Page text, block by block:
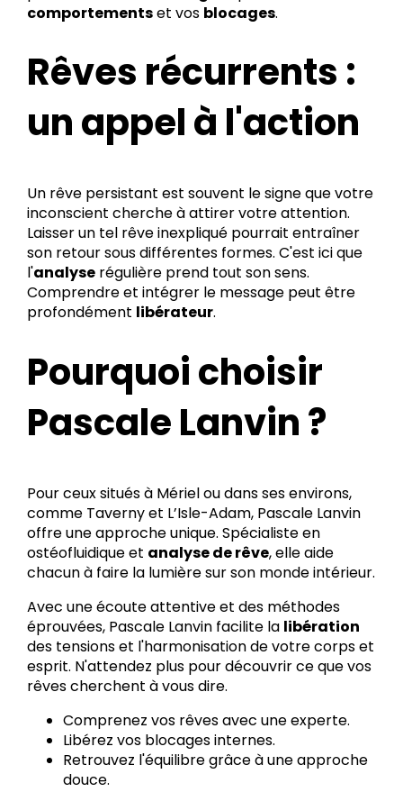
comportementset vos blocages.
Rêves récurrents :
un appel à l'action
Un rêve persistant est souvent le signe que votre
inconscient cherche à attirer votre attention.
Laisser un tel rêve inexpliqué pourrait entraîner
son retour sous différentes formes. C'est ici que
l'analyserégulière prend tout son sens.
Comprendre et intégrer le message peut être
profondément libérateur.
Pourquoi choisir
Pascale Lanvin ?
Pour ceux situés à Mériel ou dans ses environs,
comme Taverny et L’Isle-Adam, Pascale Lanvin
offre une approche unique. Spécialiste en
ostéofluidique et analyse de rêve, elle aide
chacun à faire la lumière sur son monde intérieur.
Avec une écoute attentive et des méthodes
éprouvées, Pascale Lanvin facilite la libération
des tensions et l'harmonisation de votre corps et
esprit. N'attendez plus pour découvrir ce que vos
rêves cherchent à vous dire.
Comprenez vos rêves avec une experte.
Libérez vos blocages internes.
Retrouvez l'équilibre grâce à une approche
douce.